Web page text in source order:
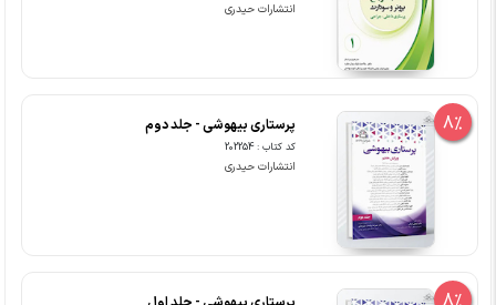
انتشارات حیدری
8% پرستاری بیهوشی - جلد دوم
کد کتاب : 202254
انتشارات حیدری